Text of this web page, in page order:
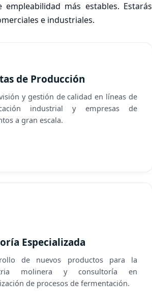
más estables. Estarás
e industriales.
de Producción
y gestión de calidad en líneas de
industrial y empresas de
a gran escala.
Especializada
de nuevos productos para la
molinera y consultoría en
de procesos de fermentación.